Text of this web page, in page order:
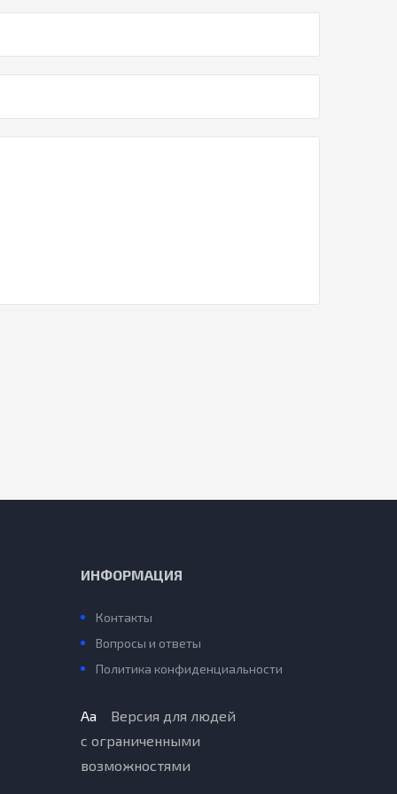
ИНФОРМАЦИЯ
Контакты
Вопросы и ответы
Политика конфиденциальности
Aa Версия для людей
с ограниченными
возможностями